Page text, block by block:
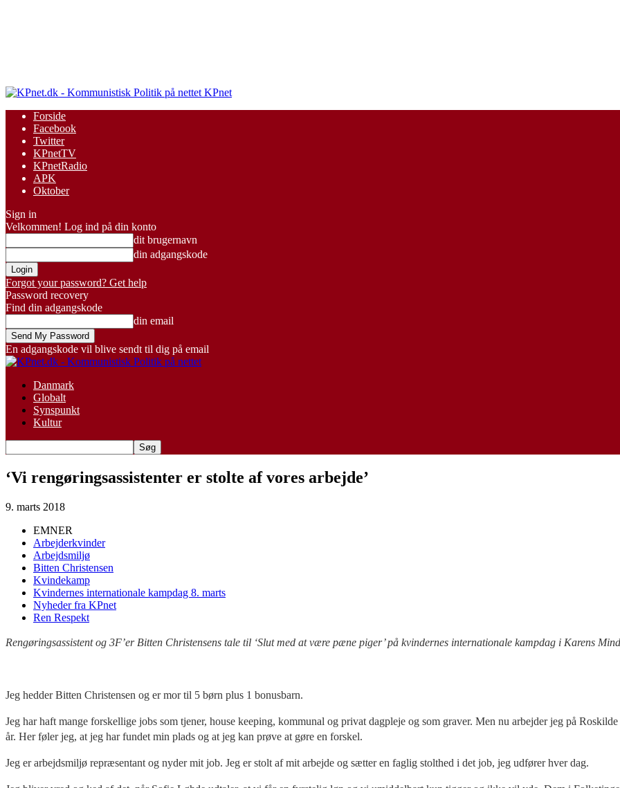
KPnet
Forside
Facebook
Twitter
KPnetTV
KPnetRadio
APK
Oktober
Sign in
Velkommen! Log ind på din konto
dit brugernavn
din adgangskode
Forgot your password? Get help
Password recovery
Find din adgangskode
din email
En adgangskode vil blive sendt til dig på email
Danmark
Globalt
Synspunkt
Kultur
‘Vi rengøringsassistenter er stolte af vores arbejde’
9. marts 2018
EMNER
Arbejderkvinder
Arbejdsmiljø
Bitten Christensen
Kvindekamp
Kvindernes internationale kampdag 8. marts
Nyheder fra KPnet
Ren Respekt
Rengøringsassistent og 3F’er Bitten Christensens tale til ‘Slut med at være pæne piger’ på kvindernes internationale kampdag i Karens
Jeg hedder Bitten Christensen og er mor til 5 børn plus 1 bonusbarn.
Jeg har haft mange forskellige jobs som tjener, house keeping, kommunal og privat dagpleje og som graver. Men nu arbejder jeg på
år. Her føler jeg, at jeg har fundet min plads og at jeg kan prøve at gøre en forskel.
Jeg er arbejdsmiljø repræsentant og nyder mit job. Jeg er stolt af mit arbejde og sætter en faglig stolthed i det job, jeg udfører hver dag.